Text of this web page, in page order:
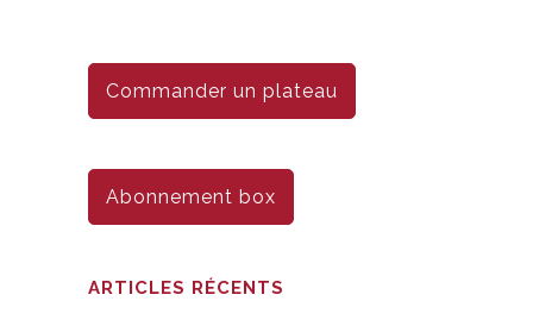
Commander un plateau
Abonnement box
ARTICLES RÉCENTS